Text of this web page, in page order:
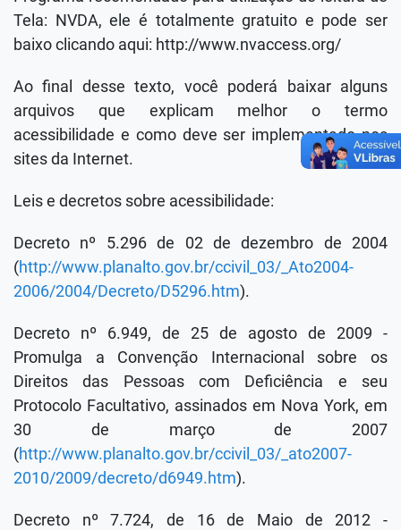
Tela: NVDA, ele é totalmente gratuito e pode ser
baixo clicando aqui: http://www.nvaccess.org/
Ao final desse texto, você poderá baixar alguns
arquivos que explicam melhor o termo
acessibilidade e como deve ser implementado nos
sites da Internet.
Leis e decretos sobre acessibilidade:
Decreto nº 5.296 de 02 de dezembro de 2004
(http://www.planalto.gov.br/ccivil_03/_Ato2004-
2006/2004/Decreto/D5296.htm).
Decreto nº 6.949, de 25 de agosto de 2009 -
Promulga a Convenção Internacional sobre os
Direitos das Pessoas com Deficiência e seu
Protocolo Facultativo, assinados em Nova York, em
30 de março de 2007
(http://www.planalto.gov.br/ccivil_03/_ato2007-
2010/2009/decreto/d6949.htm).
Decreto nº 7.724, de 16 de Maio de 2012 -